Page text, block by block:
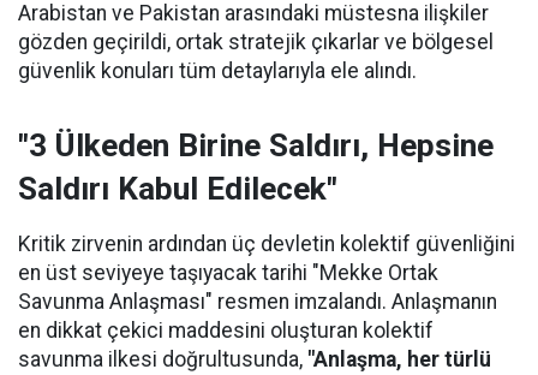
Arabistan ve Pakistan arasındaki müstesna ilişkiler
gözden geçirildi, ortak stratejik çıkarlar ve bölgesel
güvenlik konuları tüm detaylarıyla ele alındı.
"3 Ülkeden Birine Saldırı, Hepsine
Saldırı Kabul Edilecek"
Kritik zirvenin ardından üç devletin kolektif güvenliğini
en üst seviyeye taşıyacak tarihi "Mekke Ortak
Savunma Anlaşması" resmen imzalandı. Anlaşmanın
en dikkat çekici maddesini oluşturan kolektif
savunma ilkesi doğrultusunda, "Anlaşma, her türlü